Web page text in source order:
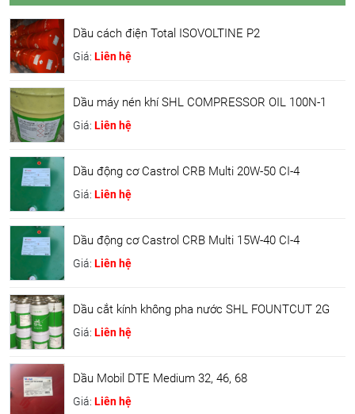
Dầu cách điện Total ISOVOLTINE P2
Giá: Liên hệ
Dầu máy nén khí SHL COMPRESSOR OIL 100N-1
Giá: Liên hệ
Dầu động cơ Castrol CRB Multi 20W-50 CI-4
Giá: Liên hệ
Dầu động cơ Castrol CRB Multi 15W-40 CI-4
Giá: Liên hệ
Dầu cắt kính không pha nước SHL FOUNTCUT 2G
Giá: Liên hệ
Dầu Mobil DTE Medium 32, 46, 68
Giá: Liên hệ